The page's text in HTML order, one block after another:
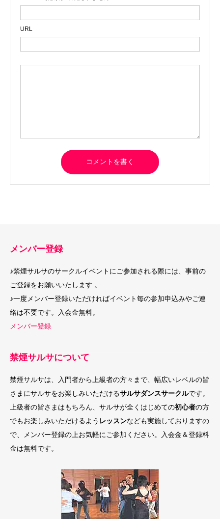
URL
メンバー登録
♪禁煙サルサのサークルイベントにご参加される際には、事前の
ご登録をお願いいたします 。
♪一度メンバー登録いただければイベント毎の参加申込みやご連
絡は不要です。入会金無料。
メンバー登録
禁煙サルサについて
禁煙サルサは、入門者から上級者の方々まで、幅広いレベルの皆
さまにサルサをお楽しみいただけるサルサダンスサークルです。
上級者の皆さまはもちろん、サルサが全くはじめての初心者の方
でもお楽しみいただけるよう レッスンなども実施しておりますの
で、メンバー登録の上お気軽にご参加ください。入会金＆登録料
金は無料です。